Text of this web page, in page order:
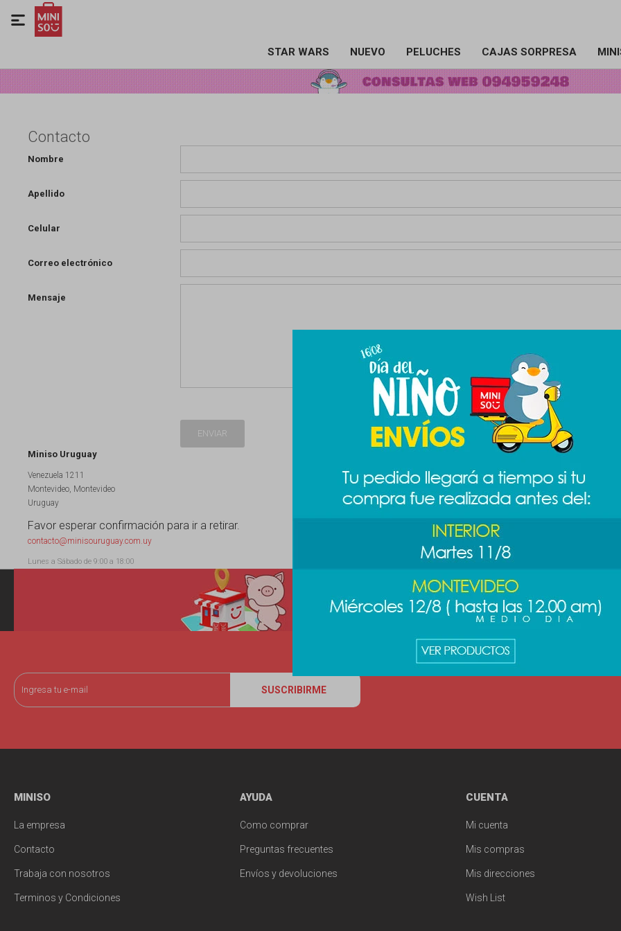
STAR WARS NUEVO PELUCHES CAJAS SORPRESA

Contacto
Nombre
Apellido
Celular
Correo electrónico
Mensaje
ENVIAR
Miniso Uruguay
Venezuela 1211
Montevideo, Montevideo
Uruguay
Favor esperar confirmación para ir a retirar.
contacto@minisouruguay.com.uy
Lunes a Sábado de 9:00 a 18:00
SUSCRIBIRME
MINISO
La empresa
Contacto
Trabaja con nosotros
Terminos y Condiciones
AYUDA
Como comprar
Preguntas frecuentes
Envíos y devoluciones
CUENTA
Mi cuenta
Mis compras
Mis direcciones
Wish List